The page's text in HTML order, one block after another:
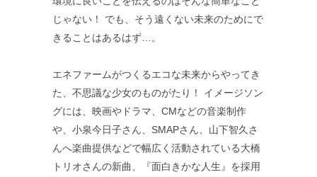
じゃない！ でも、そう遠くない未来のためにで
きることはあるはず…。
エネファームがつくるエコな未来からやってき
た、不思議な少女のものがたり！ イメージソン
グには、映画やドラマ、CMなどの音楽制作
や、小泉今日子さん、SMAPさん、山下智久さ
んへ楽曲提供などで幅広く活動されている大橋
トリオさんの新曲、『面白きかな人生』を採用